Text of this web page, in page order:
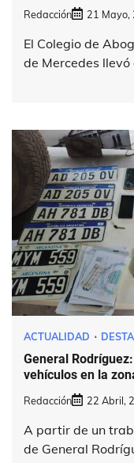
Redacción 21 Mayo,
El Colegio de
de Mercedes
ACTUALIDAD
General
vehículos en la
Redacción 22 Abril,
A partir de un
de General